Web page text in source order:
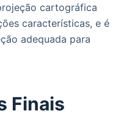
cartográfica
características, e é
adequada para
Finais